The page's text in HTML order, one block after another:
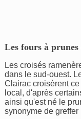
Les fours à prunes
Les croisés
dans le sud-ouest.
Clairac croisèrent
local, d'après
ainsi qu'est né le
synonyme de greffer